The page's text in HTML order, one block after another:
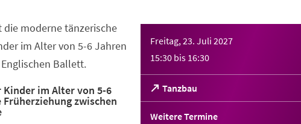
Freitag, 23. Juli 2027
15:30 bis 16:30
Tanzbau
(Öffnet
in
einem
Weitere Termine
die moderne tänzerische
im Alter von 5-6 Jahren
Ballett.
im Alter von 5-6
zwischen